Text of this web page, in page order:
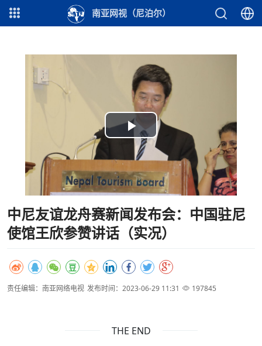
南亚网视（尼泊尔）
Play
Video
中尼友谊龙舟赛新闻发布会：中国驻尼
使馆王欣参赞讲话（实况）
责任编辑：南亚网络电视 发布时间：2023-06-29 11:31 197845
THE END